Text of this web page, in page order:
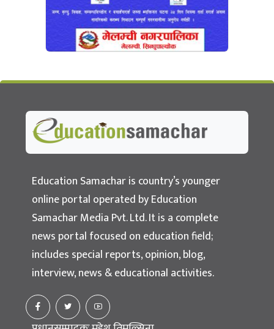
Education Samachar
Nepal's No.1 Educational News Portal
Education Samachar is country’s younger
online portal operated by Education
Samachar Media Pvt. Ltd. It is a complete
news portal focused on education field;
includes special reports, opinion, blog,
interview, news & educational activities.